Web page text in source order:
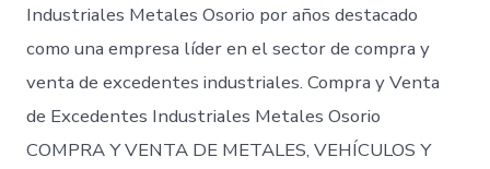
Industriales Metales Osorio por años destacado
como una empresa líder en el sector de compra y
venta de excedentes industriales. Compra y Venta
de Excedentes Industriales Metales Osorio
COMPRA Y VENTA DE METALES, VEHÍCULOS Y